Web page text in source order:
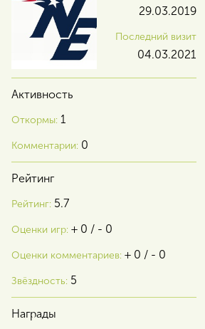
29.03.2019
Последний визит
04.03.2021
Активность
Откормы: 1
Комментарии: 0
Рейтинг
Рейтинг: 5.7
Оценки игр: + 0 / - 0
Оценки комментариев: + 0 / - 0
Звёздность: 5
Награды